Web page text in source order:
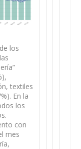
los
textiles
En la
los
con
mes